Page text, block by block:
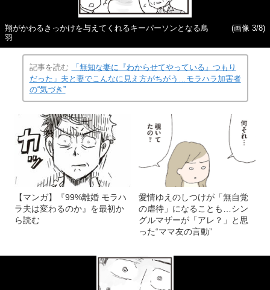
翔がかわるきっかけを与えてくれるキーパーソンとなる鳥
羽
(画像 3/8)
記事を読む
「無知な妻に『わからせてやっている』つもり
だった」夫と妻でこんなに見え方がちがう…モラハラ加害者
の“気づき”
【マンガ】『99%離婚 モラハ
ラ夫は変わるのか』を最初か
ら読む
愛情ゆえのしつけが「無自覚
の虐待」になることも…シン
グルマザーが「アレ？」と思
った“ママ友の言動”